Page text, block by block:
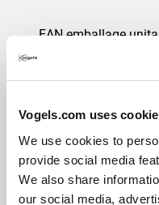
Vogels.com uses
We use cookies to
provide social media
We also share
our social media,
EAN emballage
Garantie
Charge max. (kg)